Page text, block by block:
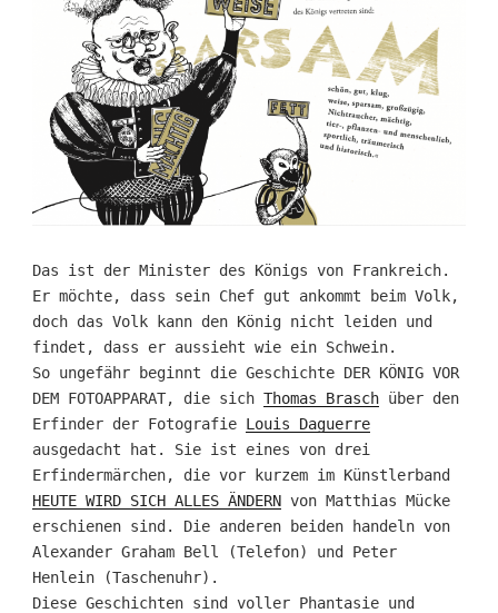
Das ist der Minister des Königs von Frankreich.
Er möchte, dass sein Chef gut ankommt beim Volk,
doch das Volk kann den König nicht leiden und
findet, dass er aussieht wie ein Schwein.
So ungefähr beginnt die Geschichte DER KÖNIG VOR
DEM FOTOAPPARAT, die sich Thomas Braschüber den
Erfinder der Fotografie Louis Daguerre
ausgedacht hat. Sie ist eines von drei
Erfindermärchen, die vor kurzem im Künstlerband
HEUTE WIRD SICH ALLES ÄNDERNvon Matthias Mücke
erschienen sind. Die anderen beiden handeln von
Alexander Graham Bell (Telefon) und Peter
Henlein (Taschenuhr).
Diese Geschichten sind voller Phantasie und